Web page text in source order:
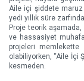
Aile içi şiddete maruz
yedi yıllık süre
Proje teorik
ve hassasiyet
projeleri
olabiliyorken, “Aile İçi
kesmeden.